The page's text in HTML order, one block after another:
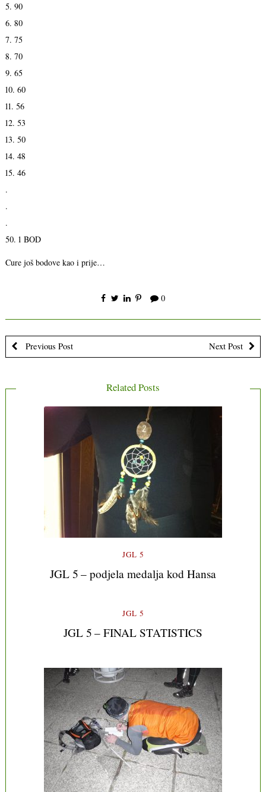
5. 90
6. 80
7. 75
8. 70
9. 65
10. 60
11. 56
12. 53
13. 50
14. 48
15. 46
.
.
.
50. 1 BOD
Cure još bodove kao i prije…
0
Previous Post Next Post
Related Posts
JGL 5
JGL 5 – podjela medalja kod Hansa
JGL 5
JGL 5 – FINAL STATISTICS